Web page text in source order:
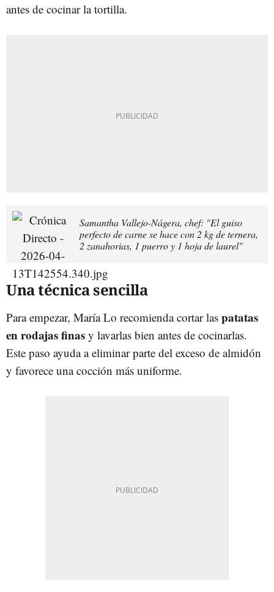
antes de cocinar la tortilla.
Samantha Vallejo-Nágera, chef: "El guiso
perfecto de carne se hace con 2 kg de ternera,
2 zanahorias, 1 puerro y 1 hoja de laurel"
Una técnica sencilla
Para empezar, María Lo recomienda cortar las patatas
en rodajas finas y lavarlas bien antes de cocinarlas.
Este paso ayuda a eliminar parte del exceso de almidón
y favorece una cocción más uniforme.